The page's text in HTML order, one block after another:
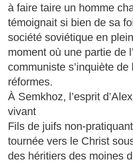
à faire taire un homme
témoignait si bien de sa
société soviétique en
moment où une partie de
communiste s’inquiète
réformes.
À Semkhoz, l’esprit
vivant
Fils de juifs non-
tournée vers le Christ
des héritiers des moines